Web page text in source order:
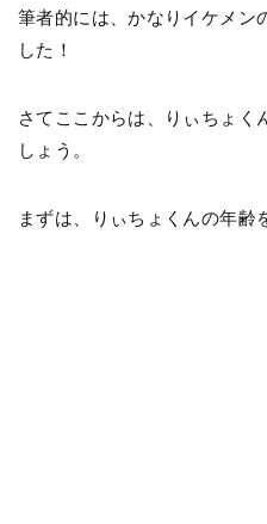
筆者的には、かなりイケメン
した！
さてここからは、りぃちょく
しょう。
まずは、りぃちょくんの年齢